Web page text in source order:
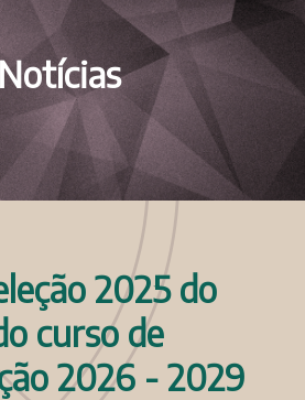
2025 do
curso de
2026 - 2029